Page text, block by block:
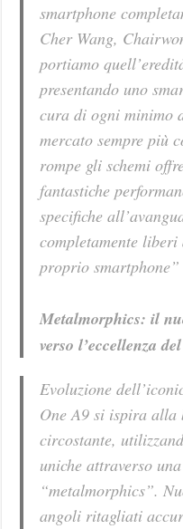
smartphone
Cher Wang,
portiamo
presentando uno
cura di ogni minimo
mercato sempre più
rompe gli schemi
fantastiche
specifiche
completamente
proprio smartphone”
Metalmorphics: il
verso l’eccellenza
Evoluzione
One A9 si ispira alla
circostante,
uniche attraverso
“metalmorphics”.
angoli ritagliati